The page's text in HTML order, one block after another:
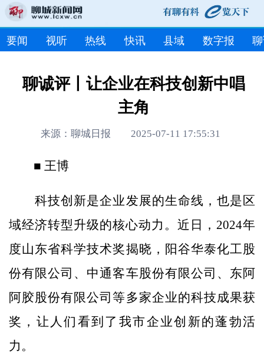
要闻 视听 热线 快讯 县域 数字报
聊诚评丨让企业在科技创新中唱
主角
来源：聊城日报 2025-07-11 17:55:31
■ 王博
科技创新是企业发展的生命线，也是区
域经济转型升级的核心动力。近日，2024年
度山东省科学技术奖揭晓，阳谷华泰化工股
份有限公司、中通客车股份有限公司、东阿
阿胶股份有限公司等多家企业的科技成果获
奖，让人们看到了我市企业创新的蓬勃活
力。